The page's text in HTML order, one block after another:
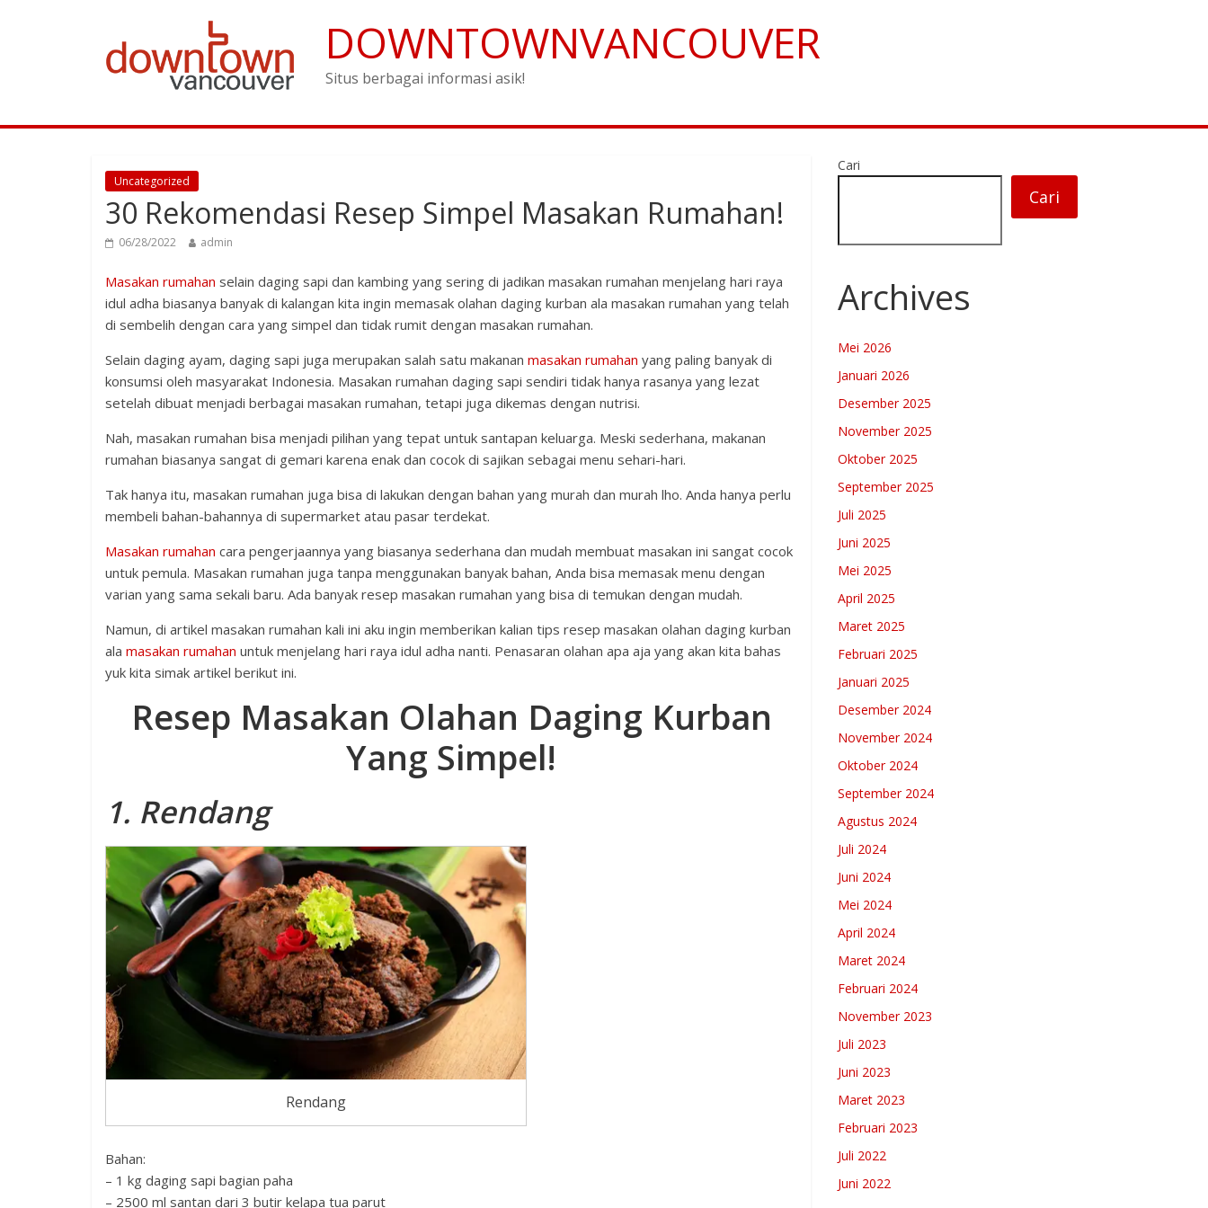
DOWNTOWNVANCOUVER
Situs berbagai informasi asik!
Uncategorized
30 Rekomendasi Resep Simpel Masakan Rumahan!
06/28/2022 admin
Masakan rumahan selain daging sapi dan kambing yang sering di jadikan masakan rumahan menjelang hari raya
idul adha biasanya banyak di kalangan kita ingin memasak olahan daging kurban ala masakan rumahan yang telah
di sembelih dengan cara yang simpel dan tidak rumit dengan masakan rumahan.
Selain daging ayam, daging sapi juga merupakan salah satu makanan masakan rumahan yang paling banyak di
konsumsi oleh masyarakat Indonesia. Masakan rumahan daging sapi sendiri tidak hanya rasanya yang lezat
setelah dibuat menjadi berbagai masakan rumahan, tetapi juga dikemas dengan nutrisi.
Nah, masakan rumahan bisa menjadi pilihan yang tepat untuk santapan keluarga. Meski sederhana, makanan
rumahan biasanya sangat di gemari karena enak dan cocok di sajikan sebagai menu sehari-hari.
Tak hanya itu, masakan rumahan juga bisa di lakukan dengan bahan yang murah dan murah lho. Anda hanya perlu
membeli bahan-bahannya di supermarket atau pasar terdekat.
Masakan rumahan cara pengerjaannya yang biasanya sederhana dan mudah membuat masakan ini sangat cocok
untuk pemula. Masakan rumahan juga tanpa menggunakan banyak bahan, Anda bisa memasak menu dengan
varian yang sama sekali baru. Ada banyak resep masakan rumahan yang bisa di temukan dengan mudah.
Namun, di artikel masakan rumahan kali ini aku ingin memberikan kalian tips resep masakan olahan daging kurban
ala masakan rumahan untuk menjelang hari raya idul adha nanti. Penasaran olahan apa aja yang akan kita bahas
yuk kita simak artikel berikut ini.
Resep Masakan Olahan Daging Kurban
Yang Simpel!
1. Rendang
Rendang
Bahan:
– 1 kg daging sapi bagian paha
– 2500 ml santan dari 3 butir kelapa tua parut
Cari
Cari
Archives
Mei 2026
Januari 2026
Desember 2025
November 2025
Oktober 2025
September 2025
Juli 2025
Juni 2025
Mei 2025
April 2025
Maret 2025
Februari 2025
Januari 2025
Desember 2024
November 2024
Oktober 2024
September 2024
Agustus 2024
Juli 2024
Juni 2024
Mei 2024
April 2024
Maret 2024
Februari 2024
November 2023
Juli 2023
Juni 2023
Maret 2023
Februari 2023
Juli 2022
Juni 2022